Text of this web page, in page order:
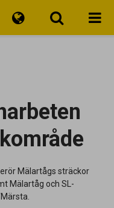
Mälartågs sträckor
Mälartåg och SL-